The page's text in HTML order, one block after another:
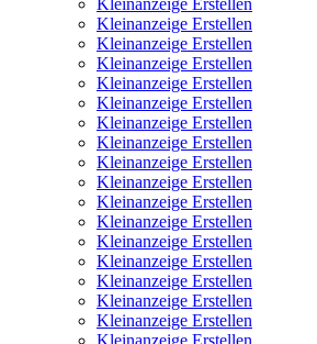
Kleinanzeige Erstellen
Kleinanzeige Erstellen
Kleinanzeige Erstellen
Kleinanzeige Erstellen
Kleinanzeige Erstellen
Kleinanzeige Erstellen
Kleinanzeige Erstellen
Kleinanzeige Erstellen
Kleinanzeige Erstellen
Kleinanzeige Erstellen
Kleinanzeige Erstellen
Kleinanzeige Erstellen
Kleinanzeige Erstellen
Kleinanzeige Erstellen
Kleinanzeige Erstellen
Kleinanzeige Erstellen
Kleinanzeige Erstellen